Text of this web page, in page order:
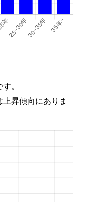
。
昇傾向にありま